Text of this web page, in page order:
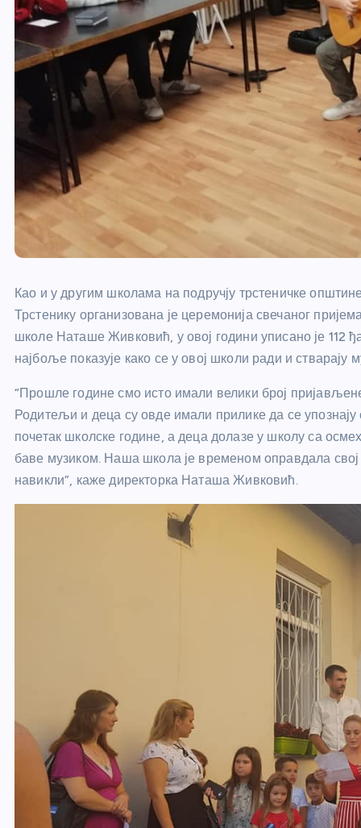
Као и у другим школама на подручју трстеничке
Трстенику организована је церемонија свечаног
школе Наташе Живковић, у овој години уписано је 112
најбоље показује како се у овој школи ради и стварају
“Прошле године смо исто имали велики број
Родитељи и деца су овде имали прилике да се
почетак школске године, а деца долазе у школу са
баве музиком. Наша школа је временом оправдала
навикли”, каже директорка Наташа Живковић.